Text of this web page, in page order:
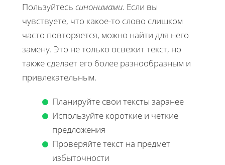
Пользуйтесь синонимами. Если вы
чувствуете, что какое-то слово слишком
часто повторяется, можно найти для него
замену. Это не только освежит текст, но
также сделает его более разнообразным и
привлекательным.
Планируйте свои тексты заранее
Используйте короткие и четкие
предложения
Проверяйте текст на предмет
избыточности